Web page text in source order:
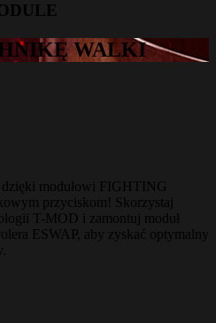
WALKI
dzięki modułowi FIGHTING
przyciskom! Skorzystaj
T-MOD i zamontuj moduł
ESWAP, aby zyskać optymalny